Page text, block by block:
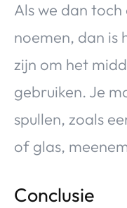
Als we dan
noemen, dan is
zijn om het
gebruiken. Je
spullen, zoals
of glas,
Conclusie